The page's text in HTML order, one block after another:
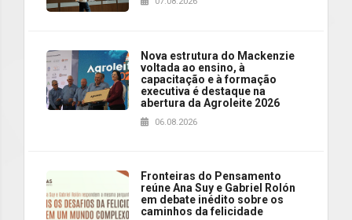
Nova estrutura do Mackenzie
voltada ao ensino, à
capacitação e à formação
executiva é destaque na
abertura da Agroleite 2026
06.08.2026
Fronteiras do Pensamento
reúne Ana Suy e Gabriel Rolón
em debate inédito sobre os
caminhos da felicidade